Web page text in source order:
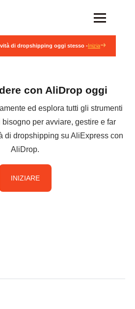
di dropshipping oggi stesso -Inizia
con AliDrop oggi
ed esplora tutti gli strumenti
per avviare, gestire e far
di dropshipping su AliExpress con
AliDrop.
INIZIARE